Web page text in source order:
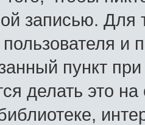
записью. Для
пункт
делать это